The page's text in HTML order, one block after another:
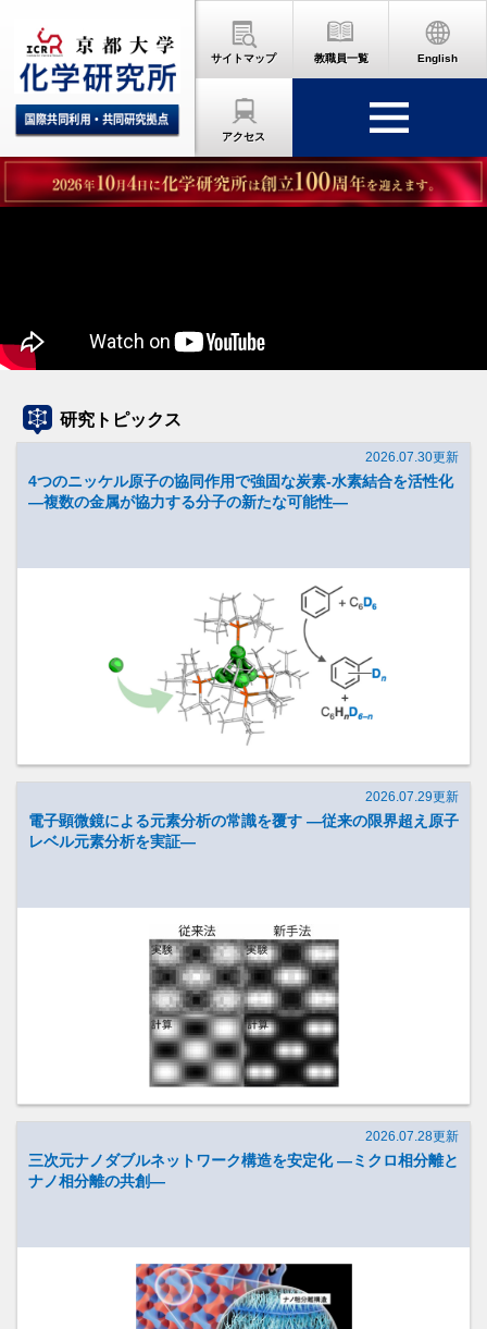
サイトマップ 教職員一覧 English
アクセス
研究トピックス
2026.07.30更新
4つのニッケル原子の協同作用で強固な炭素-水素結合を活性化
―複数の金属が協力する分子の新たな可能性―
2026.07.29更新
電子顕微鏡による元素分析の常識を覆す ―従来の限界超え原子
レベル元素分析を実証―
2026.07.28更新
三次元ナノダブルネットワーク構造を安定化 ―ミクロ相分離と
ナノ相分離の共創―